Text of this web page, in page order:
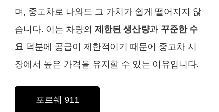
며, 중고차로 나와도 그 가치가 쉽게 떨어지지 않
습니다. 이는 차량의 제한된 생산량과 꾸준한 수
요 덕분에 공급이 제한적이기 때문에 중고차 시
장에서 높은 가격을 유지할 수 있는 이유입니다.
포르쉐 911